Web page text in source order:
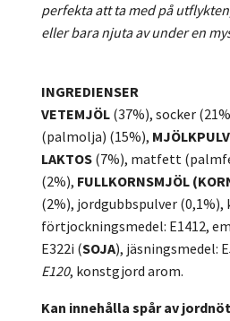
perfekta att ta med på
eller bara njuta av under en
INGREDIENSER
VETEMJÖL (37%), socker
(palmolja) (15%),
LAKTOS (7%), matfett
(2%), FULLKORNSMJÖL
(2%), jordgubbspulver (0,1%),
förtjockningsmedel: E1412,
E322i (SOJA), jäsningsmedel:
E120, konstgjord arom.
Kan innehålla spår av